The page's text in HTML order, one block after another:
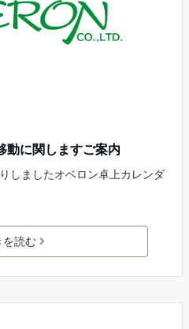
動に関しますご案内
しましたオベロン卓上カレンダ
を読む